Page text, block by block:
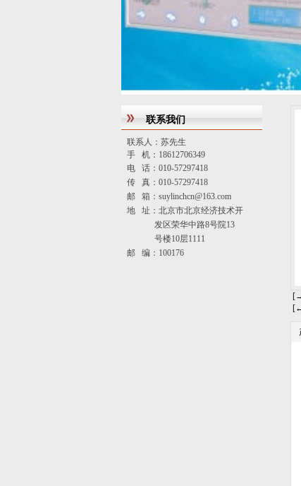
联系我们
联系人：苏先生
手 机：18612706349
电 话：010-57297418
传 真：010-57297418
邮 箱：suylinchcn@163.com
地 址：北京市北京经济技术开
发区荣华中路8号院13
号楼10层1111
邮 编：100176